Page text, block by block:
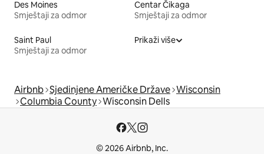
Des Moines
Smještaji za odmor
Centar Čikaga
Smještaji za odmor
Saint Paul
Smještaji za odmor
Prikaži više
Airbnb Sjedinjene Američke Države Wisconsin
Columbia County Wisconsin Dells
© 2026 Airbnb, Inc.